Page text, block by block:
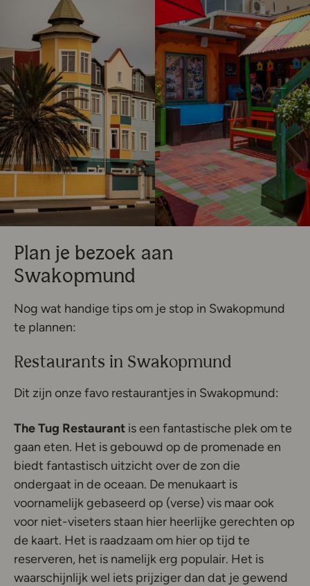
Plan je bezoek aan
Swakopmund
Nog wat handige tips om je stop in Swakopmund
te plannen:
Restaurants in Swakopmund
Dit zijn onze favo restaurantjes in Swakopmund:
The Tug Restaurant is een fantastische plek om te
gaan eten. Het is gebouwd op de promenade en
biedt fantastisch uitzicht over de zon die
ondergaat in de oceaan. De menukaart is
voornamelijk gebaseerd op (verse) vis maar ook
voor niet-viseters staan hier heerlijke gerechten op
de kaart. Het is raadzaam om hier op tijd te
reserveren, het is namelijk erg populair. Het is
waarschijnlijk wel iets prijziger dan dat je gewend